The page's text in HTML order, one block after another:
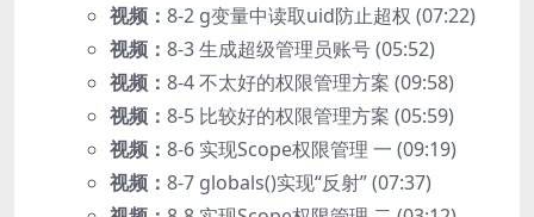
视频： 8-2 g变量中读取uid防止超权 (07:22)
视频： 8-3 生成超级管理员账号 (05:52)
视频： 8-4 不太好的权限管理方案 (09:58)
视频： 8-5 比较好的权限管理方案 (05:59)
视频： 8-6 实现Scope权限管理 一 (09:19)
视频： 8-7 globals()实现“反射” (07:37)